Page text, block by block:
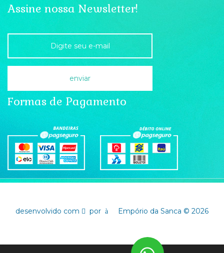
Assine nossa Newsletter!
Formas de Pagamento
desenvolvido com por Empório da Sanca © 2026